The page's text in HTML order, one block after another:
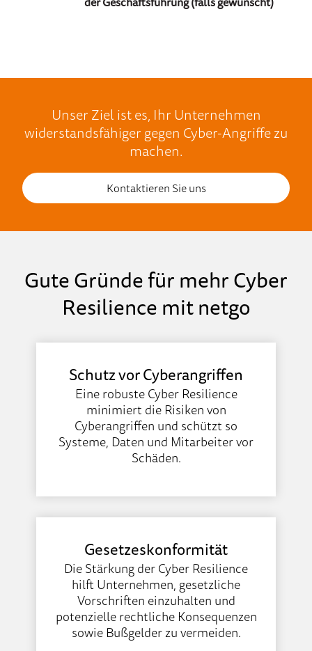
Unser Ziel ist es, Ihr Unternehmen
widerstandsfähiger gegen Cyber-Angriffe zu
machen.
Kontaktieren Sie uns
Gute Gründe für mehr Cyber
Resilience mit netgo
Schutz vor Cyberangriffen
Eine robuste Cyber Resilience
minimiert die Risiken von
Cyberangriffen und schützt so
Systeme, Daten und Mitarbeiter vor
Schäden.
Gesetzeskonformität
Die Stärkung der Cyber Resilience
hilft Unternehmen, gesetzliche
Vorschriften einzuhalten und
potenzielle rechtliche Konsequenzen
sowie Bußgelder zu vermeiden.